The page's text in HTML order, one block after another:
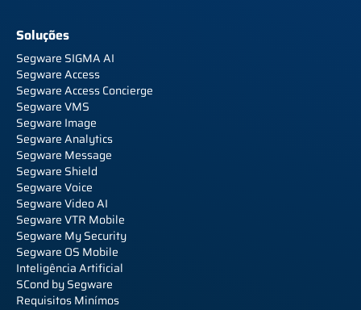
Soluções
Segware SIGMA AI
Segware Access
Segware Access Concierge
Segware VMS
Segware Image
Segware Analytics
Segware Message
Segware Shield
Segware Voice
Segware Video AI
Segware VTR Mobile
Segware My Security
Segware OS Mobile
Inteligência Artificial
SCond by Segware
Requisitos Minímos